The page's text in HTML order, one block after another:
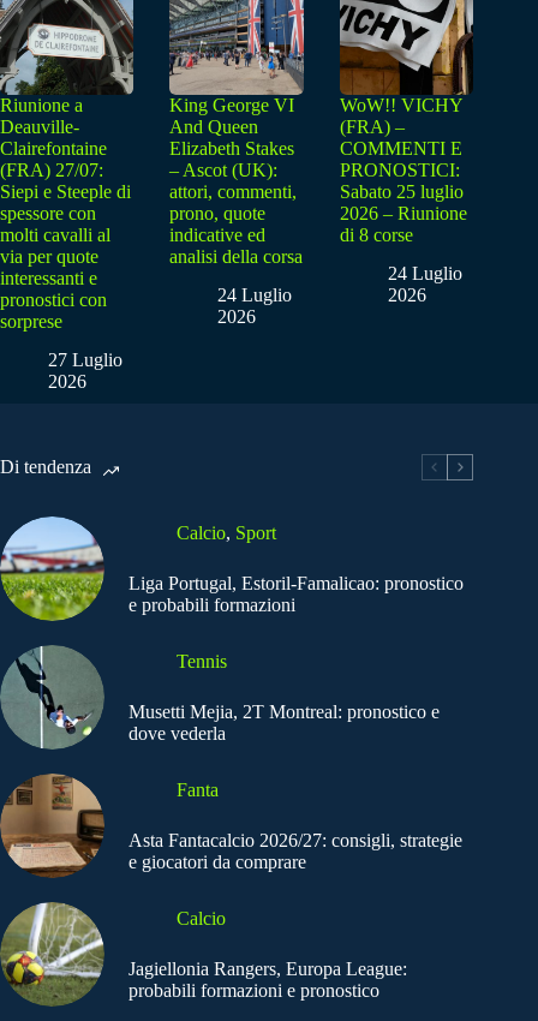
Riunione a
Deauville-
Clairefontaine
(FRA) 27/07:
Siepi e Steeple di
spessore con
molti cavalli al
via per quote
interessanti e
pronostici con
sorprese
27 Luglio
2026
King George VI
And Queen
Elizabeth Stakes
– Ascot (UK):
attori, commenti,
prono, quote
indicative ed
analisi della corsa
24 Luglio
2026
WoW!! VICHY
(FRA) –
COMMENTI E
PRONOSTICI:
Sabato 25 luglio
2026 – Riunione
di 8 corse
24 Luglio
2026
Di tendenza
Calcio, Sport
Liga Portugal, Estoril-Famalicao: pronostico
e probabili formazioni
Tennis
Musetti Mejia, 2T Montreal: pronostico e
dove vederla
Fanta
Asta Fantacalcio 2026/27: consigli, strategie
e giocatori da comprare
Calcio
Jagiellonia Rangers, Europa League:
probabili formazioni e pronostico